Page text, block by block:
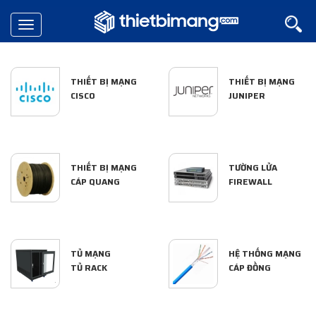
Toggle
navigation
THIẾT BỊ MẠNG
CISCO
THIẾT BỊ MẠNG
JUNIPER
THIẾT BỊ MẠNG
CÁP QUANG
TƯỜNG LỬA
FIREWALL
TỦ MẠNG
TỦ RACK
HỆ THỐNG MẠNG
CÁP ĐỒNG